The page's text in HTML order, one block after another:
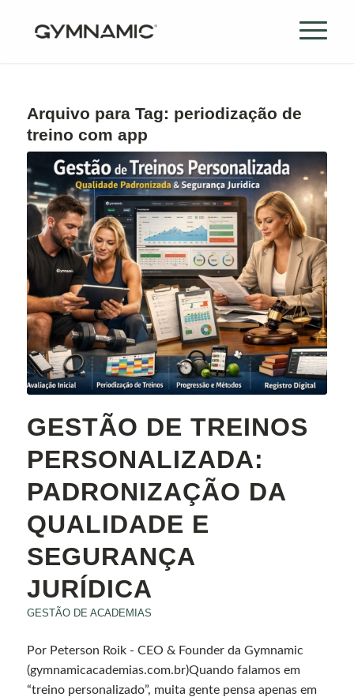
Arquivo para Tag: periodização de
treino com app
GESTÃO DE TREINOS
PERSONALIZADA:
PADRONIZAÇÃO DA
QUALIDADE E
SEGURANÇA
JURÍDICA
GESTÃO DE ACADEMIAS
Por Peterson Roik - CEO & Founder da Gymnamic
(gymnamicacademias.com.br)Quando falamos em
“treino personalizado”, muita gente pensa apenas em